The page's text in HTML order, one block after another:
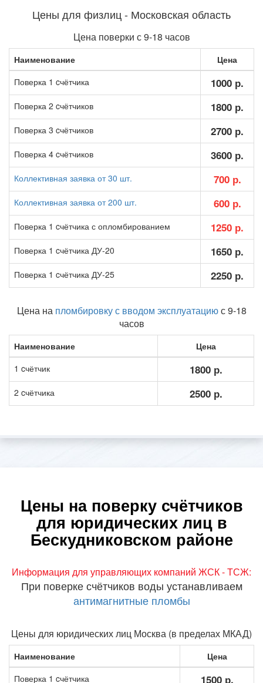
Цены для физлиц - Московская область
Цена поверки с 9-18 часов
Наименование
Цена
Поверка 1 cчётчика
1000 р.
Поверка 2 cчётчиков 1800 р.
Поверка 3 cчётчиков 2700 р.
Поверка 4 cчётчиков 3600 р.
Коллективная заявка от 30 шт. 700 р.
Коллективная заявка от 200 шт. 600 р.
Поверка 1 cчётчика с опломбированием 1250 р.
Поверка 1 cчётчика ДУ-20 1650 р.
Поверка 1 cчётчика ДУ-25 2250 р.
Цена на пломбировку с вводом эксплуатациюс 9-18
часов
Наименование
Цена
1 cчётчик
1800 р.
2 cчётчика 2500 р.
Цены на поверку счётчиков
для юридических лиц в
Бескудниковском районе
Информация для управляющих компаний ЖСК - ТСЖ:
При поверке счётчиков воды устанавливаем
антимагнитные пломбы
Цены для юридических лиц Москва (в пределах МКАД)
Наименование
Цена
Поверка 1 cчётчика
1500 р.